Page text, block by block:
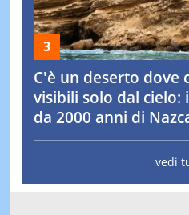
C'è un deserto dove
visibili solo dal
da 2000 anni di
vedi